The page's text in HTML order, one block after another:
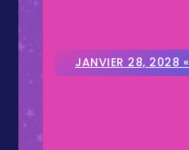
JANVIER 28, 2028 «